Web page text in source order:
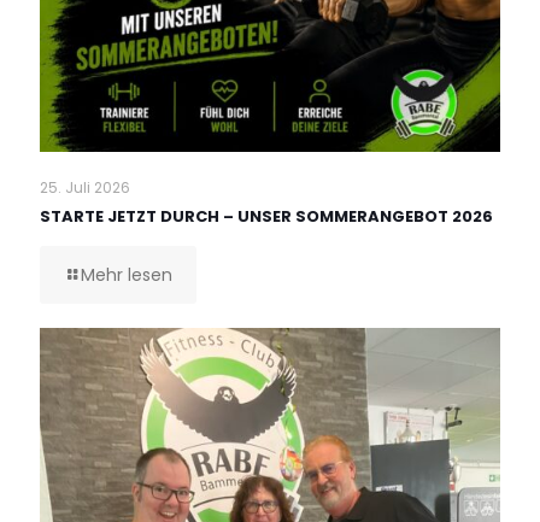
25. Juli 2026
STARTE JETZT DURCH – UNSER SOMMERANGEBOT 2026
Mehr lesen